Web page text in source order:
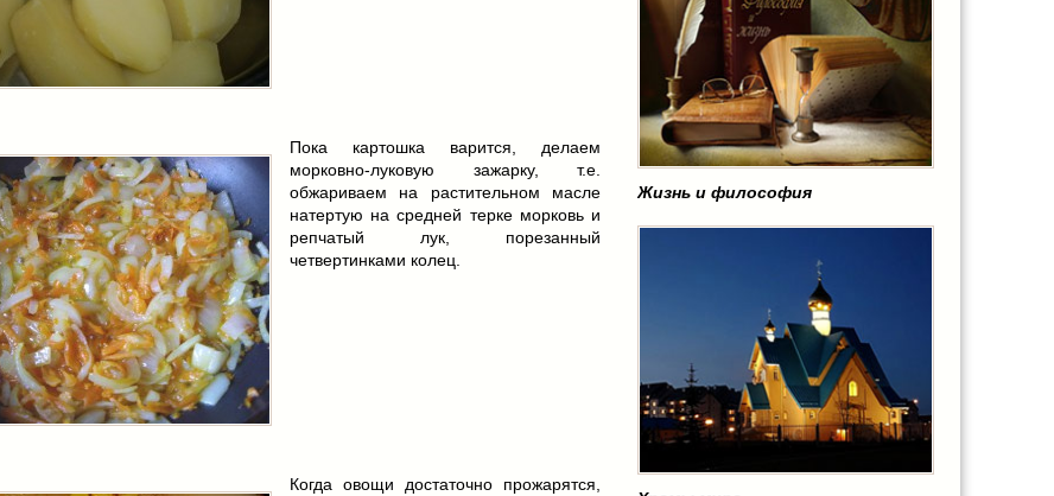
Пока картошка варится, делаем
морковно-луковую зажарку, т.е.
обжариваем на растительном масле
натертую на средней терке морковь и
репчатый лук, порезанный
четвертинками колец.
Когда овощи достаточно прожарятся,
Жизнь и философия